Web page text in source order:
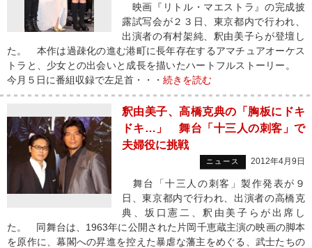
映画『リトル・マエストラ』の完成披
露試写会が２３日、東京都内で行われ、
出演者の有村架純、釈由美子らが登壇し
た。 本作は過疎化の進む港町に長年存在するアマチュアオーケス
トラと、少女との出会いと成長を描いたハートフルストーリー。
今月５日に番組収録で左足首・・・ 続きを読む
釈由美子、高橋克典の「胸板にドキ
ドキ…」 舞台「十三人の刺客」で
夫婦役に挑戦
ニュース 2012年4月9日
舞台「十三人の刺客」製作発表が９
日、東京都内で行われ、出演者の高橋克
典、坂口憲二、釈由美子らが出席し
た。 同舞台は、1963年に公開された片岡千恵蔵主演の映画の脚本
を原作に、幕閣への昇進を控えた暴虐な藩主をめぐる、武士たちの